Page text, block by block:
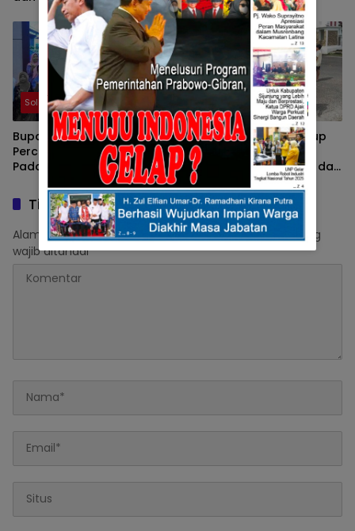
Nyata Bagi Masyarakat
Sosialisasi BKPSDM
Solok
Bupati Solok Dukung
Percepatan Fly Over
Padang Luar dan Jalan
Lubuk Selasih–Surian
Bunda Lingkungan Hidup
Kabupaten Solok Ajak
Warga Kelola Sampah dari
Sumbernya
Tinggalkan Balasan
Alamat email Anda tidak akan dipublikasikan. Ruas yang
wajib ditandai*